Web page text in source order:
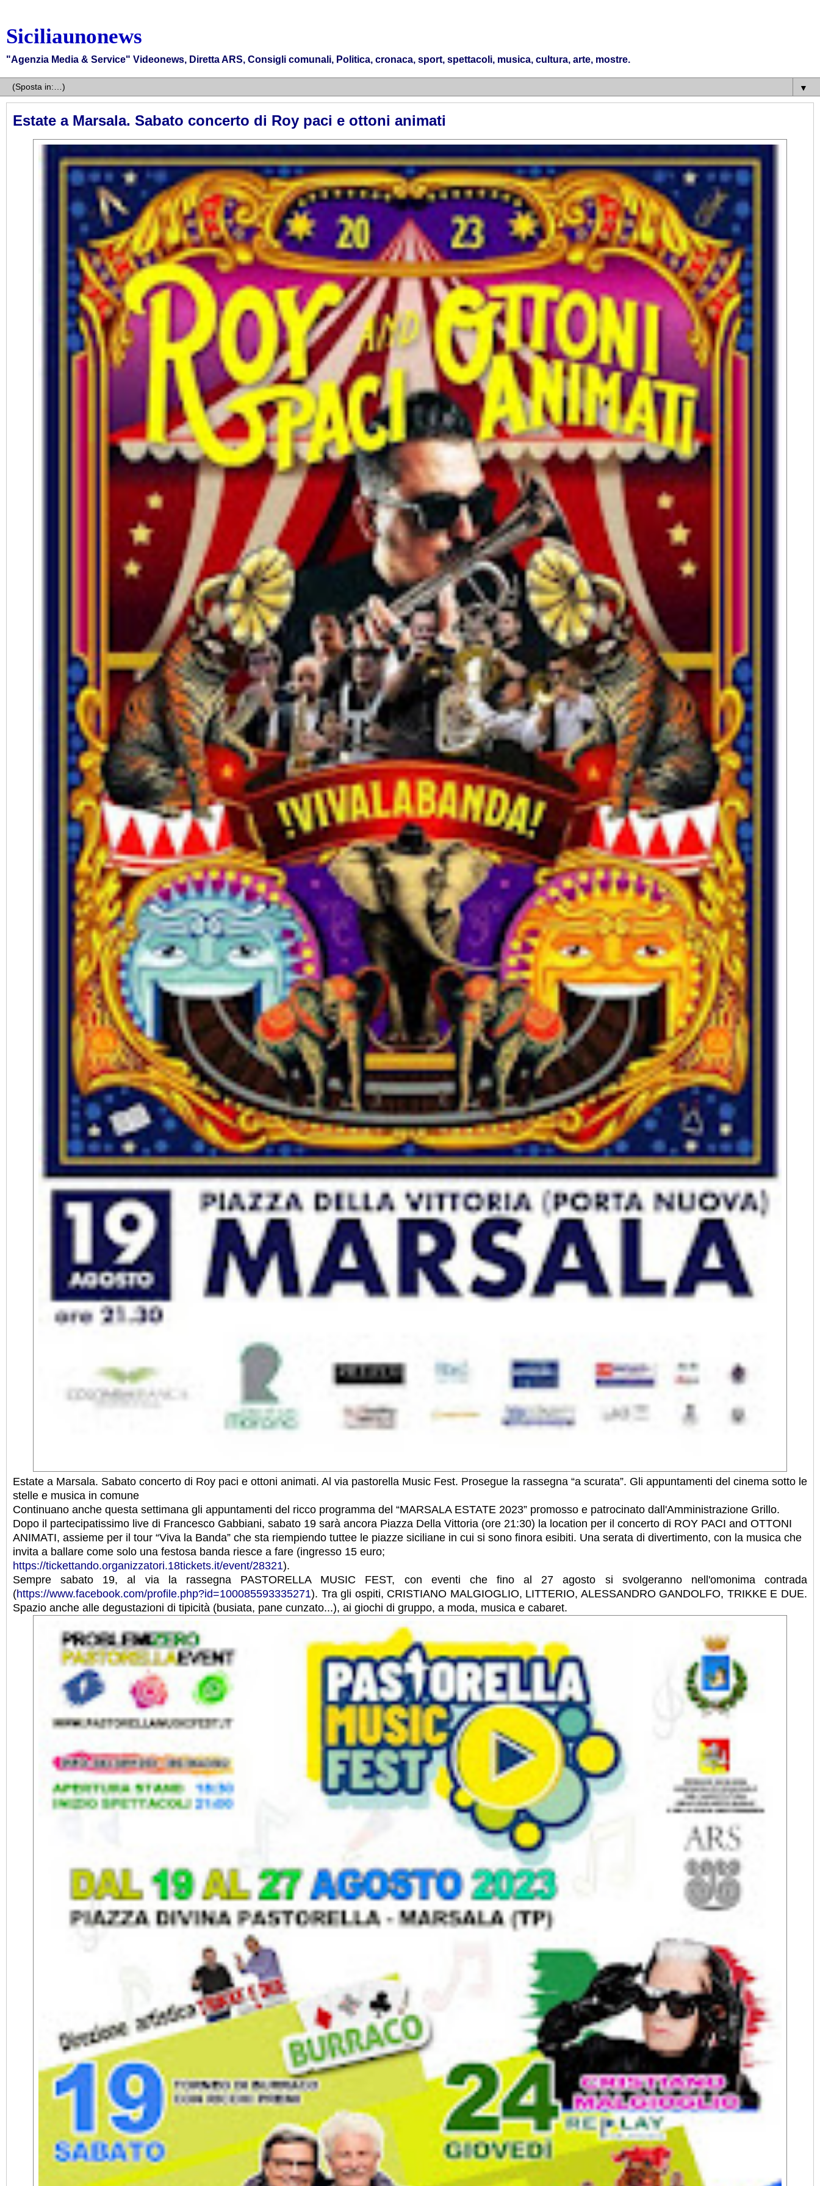
Siciliaunonews
"Agenzia Media & Service" Videonews, Diretta ARS, Consigli comunali, Politica, cronaca, sport, spettacoli, musica, cultura, arte, mostre.
▼
Estate a Marsala. Sabato concerto di Roy paci e ottoni animati
Estate a Marsala. Sabato concerto di Roy paci e ottoni animati. Al via pastorella Music Fest. Prosegue la rassegna “a scurata”. Gli appuntamenti del cinema sotto le
stelle e musica in comune
Continuano anche questa settimana gli appuntamenti del ricco programma del “MARSALA ESTATE 2023” promosso e patrocinato dall'Amministrazione Grillo.
Dopo il partecipatissimo live di Francesco Gabbiani, sabato 19 sarà ancora Piazza Della Vittoria (ore 21:30) la location per il concerto di ROY PACI and OTTONI
ANIMATI, assieme per il tour “Viva la Banda” che sta riempiendo tuttee le piazze siciliane in cui si sono finora esibiti. Una serata di divertimento, con la musica che
invita a ballare come solo una festosa banda riesce a fare (ingresso 15 euro;
https://tickettando.organizzatori.18tickets.it/event/28321).
Sempre sabato 19, al via la rassegna PASTORELLA MUSIC FEST, con eventi che fino al 27 agosto si svolgeranno nell'omonima contrada
(https://www.facebook.com/profile.php?id=100085593335271). Tra gli ospiti, CRISTIANO MALGIOGLIO, LITTERIO, ALESSANDRO GANDOLFO, TRIKKE E DUE.
Spazio anche alle degustazioni di tipicità (busiata, pane cunzato...), ai giochi di gruppo, a moda, musica e cabaret.